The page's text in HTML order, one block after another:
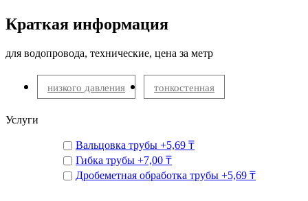
Краткая информация
для водопровода, технические, цена за метр
низкого давления тонкостенная
Услуги
Вальцовка трубы +5,69 ₸
Гибка трубы +7,00 ₸
Дробеметная обработка трубы +5,69 ₸